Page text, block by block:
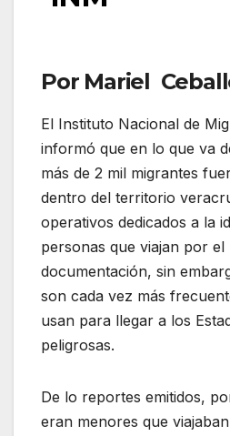
Por Mariel
El Instituto Nacional de
informó que en lo que va
más de 2 mil migrantes
dentro del territorio
operativos dedicados a la
personas que viajan por el
documentación, sin
son cada vez más
usan para llegar a los
peligrosas.
De lo reportes emitidos,
eran menores que